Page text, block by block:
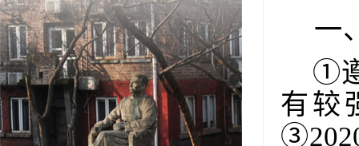
一
①
有较
③